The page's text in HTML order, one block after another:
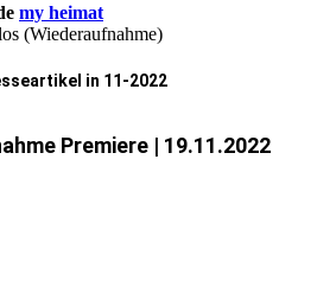
my heimat
(Wiederaufnahme)
in 11-2022
Premiere | 19.11.2022